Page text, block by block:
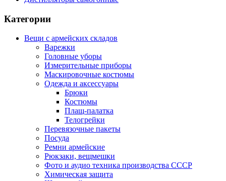
Категории
Вещи с армейских складов
Варежки
Головные уборы
Измерительные приборы
Маскировочные костюмы
Одежда и аксессуары
Брюки
Костюмы
Плащ-палатка
Телогрейки
Перевязочные пакеты
Посуда
Ремни армейские
Рюкзаки, вещмешки
Фото и аудио техника производства СССР
Химическая защита